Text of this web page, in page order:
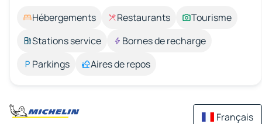
Hébergements Restaurants
Tourisme
Stations service
Bornes de recharge
Parkings
Aires de repos
Français